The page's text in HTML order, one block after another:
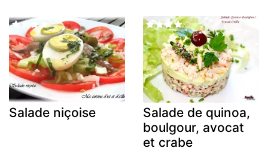
Salade niçoise
Salade de quinoa,
boulgour, avocat
et crabe